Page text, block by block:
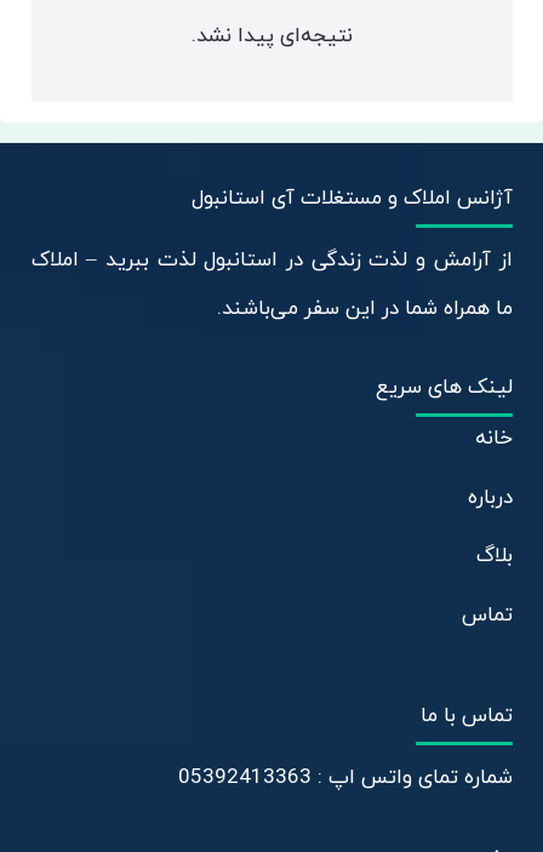
نتیجه‌ای پیدا نشد.
آژانس املاک و مستغلات آی استانبول
از آرامش و لذت زندگی در استانبول لذت ببرید – املاک
ما همراه شما در این سفر می‌باشند.
لینک های سریع
خانه
درباره
بلاگ
تماس
تماس با ما
شماره تمای واتس اپ : 05392413363